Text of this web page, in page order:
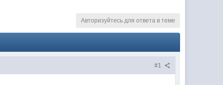
Авторизуйтесь для ответа в теме
#1